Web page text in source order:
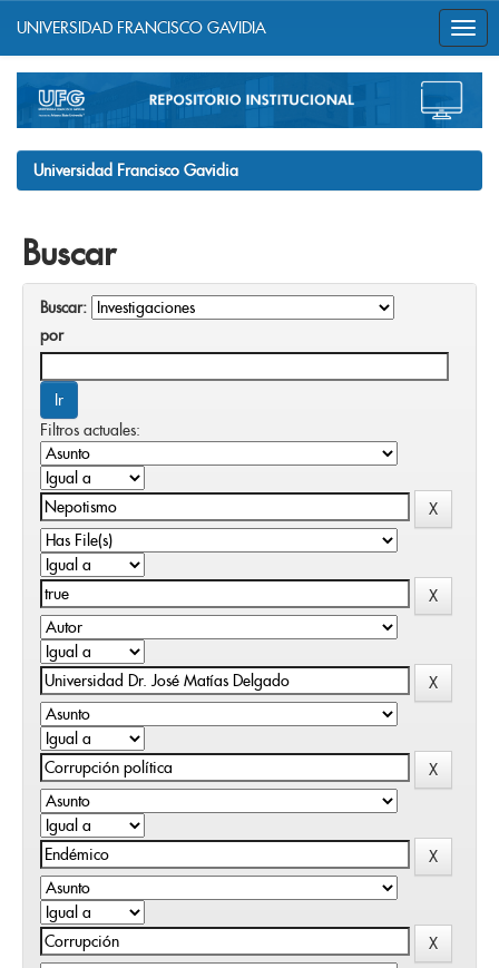
navigation
UNIVERSIDAD FRANCISCO GAVIDIA
Universidad Francisco Gavidia
Buscar
Buscar:
por
Filtros actuales: